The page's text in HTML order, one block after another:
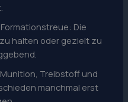
Die
halten oder gezielt zu
Treibstoff und
manchmal erst